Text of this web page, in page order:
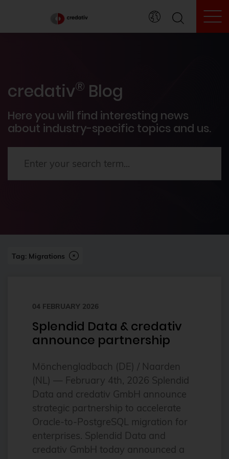
credativ® Blog
Here you will find interesting news
about industry-specific topics and us.
Events
PostgreSQL®
News
2024
Alpine
Amazon FSx
anleitung
Ansible
Ansible Community Proxmox
Ansible Module
Tag: Migrations
04 FEBRUARY 2026
Splendid Data & credativ
announce partnership
Mönchengladbach (DE) / Naarden
(NL) — February 4th, 2026 Splendid
Data and credativ GmbH announce
strategic partnership to accelerate
Oracle-to-PostgreSQL migration for
enterprises. Splendid Data and
credativ GmbH today announced a